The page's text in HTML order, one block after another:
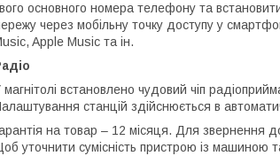
основного номера телефону та
через мобільну точку доступу у
Apple Music та ін.
магнітолі встановлено чудовий чіп
станцій здійснюється в
на товар – 12 місяця. Для звернення
уточнити сумісність пристрою із машиною